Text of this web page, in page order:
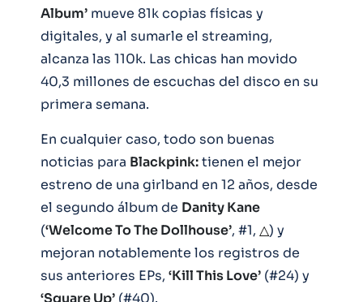
Album’ mueve 81k copias físicas y
digitales, y al sumarle el streaming,
alcanza las 110k. Las chicas han movido
40,3 millones de escuchas del disco en su
primera semana.
En cualquier caso, todo son buenas
noticias para Blackpink:tienen el mejor
estreno de una girlband en 12 años, desde
el segundo álbum de Danity Kane
(‘Welcome To The Dollhouse’, #1, △) y
mejoran notablemente los registros de
sus anteriores EPs, ‘Kill This Love’ (#24) y
‘Square Up’ (#40).